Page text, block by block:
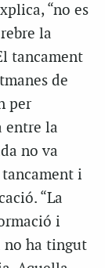
“no es
la
tancament
de
per
entre la
no va
i
“La
i
no ha tingut